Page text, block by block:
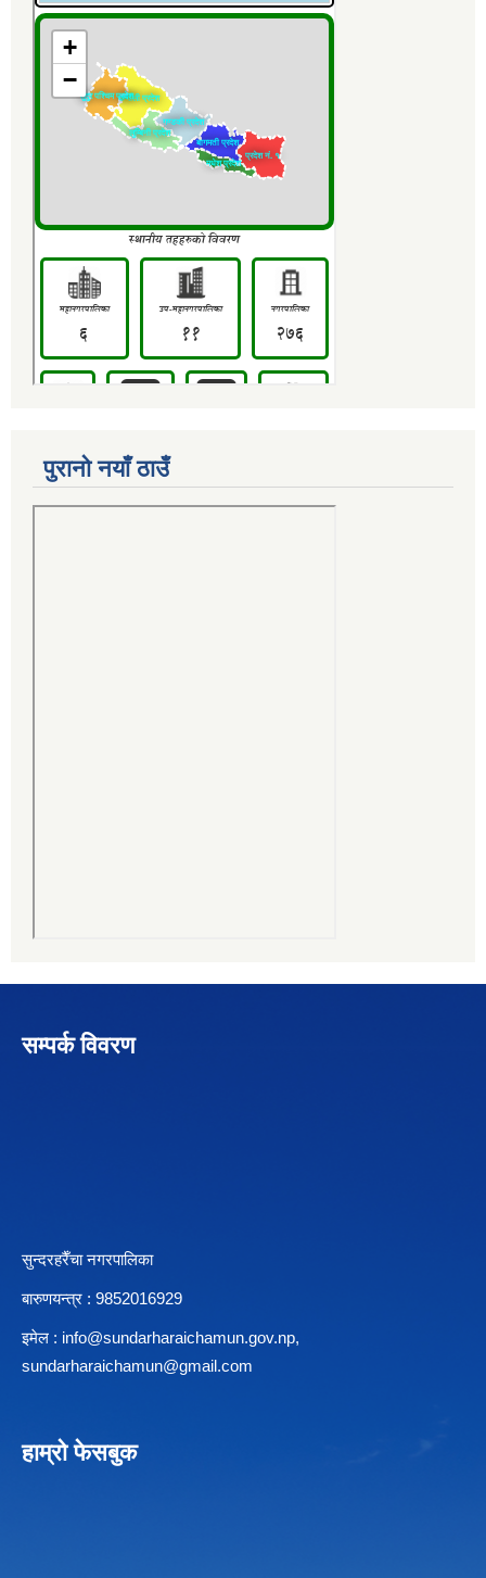
पुरानो नयाँ ठाउँ
सम्पर्क विवरण
सुन्दरहरैँचा नगरपालिका
बारुणयन्त्र : 9852016929
इमेल : info@sundarharaichamun.gov.np,
sundarharaichamun@gmail.com
हाम्रो फेसबुक